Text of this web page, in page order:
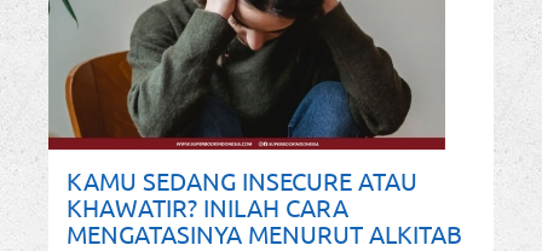
KAMU SEDANG INSECURE ATAU
KHAWATIR? INILAH CARA
MENGATASINYA MENURUT ALKITAB